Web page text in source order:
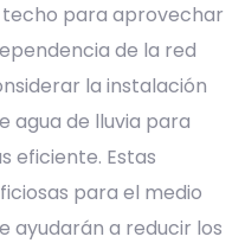
para aprovechar
de la red
la instalación
agua de lluvia para
eficiente. Estas
para el medio
ayudarán a reducir los